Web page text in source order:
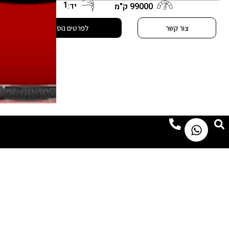
99000 ק"מ יד:1
צור קשר לפרטים נוספים